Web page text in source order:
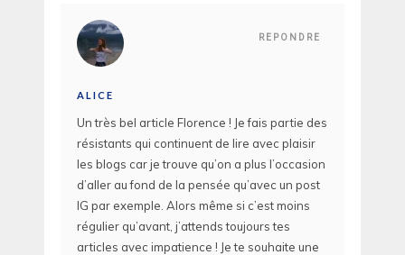
REPONDRE
ALICE
Un très bel article Florence ! Je fais partie des
résistants qui continuent de lire avec plaisir
les blogs car je trouve qu’on a plus l’occasion
d’aller au fond de la pensée qu’avec un post
IG par exemple. Alors même si c’est moins
régulier qu’avant, j’attends toujours tes
articles avec impatience ! Je te souhaite une